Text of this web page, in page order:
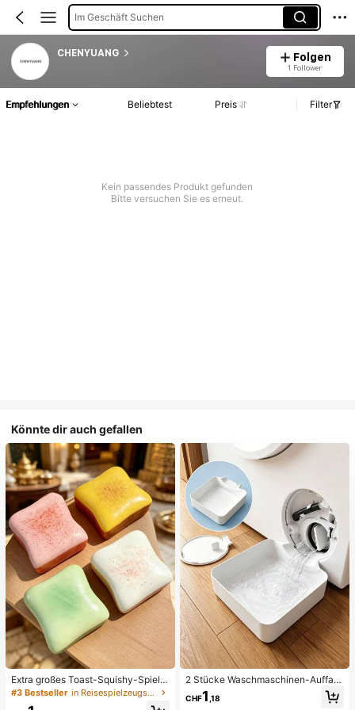
Im Geschäft Suchen
CHENYUANG Folgen
1 Follower
Empfehlungen Beliebtest Preis Filter
Kein passendes Produkt gefunden
Bitte versuchen Sie es erneut.
Könnte dir auch gefallen
Extra großes Toast-Squishy-Spielz
eug, superweiches Buttertoast-Stre
ssabbau-Drückspielzeug, erhältlich
#3 Bestseller in Reisespielzeugset Quetschspielzeug für Teenager
2 Stücke Waschmaschinen-Auffan
gwanne Tropfschale, wasserdichte
Bodenschutzmatte für Waschraum,
CHF1 ,18